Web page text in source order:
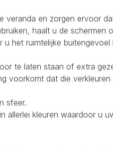
en zorgen ervoor
haalt u de schermen
het ruimtelijke
te laten staan of extra
voorkomt dat die
sfeer.
allerlei kleuren waardoor u